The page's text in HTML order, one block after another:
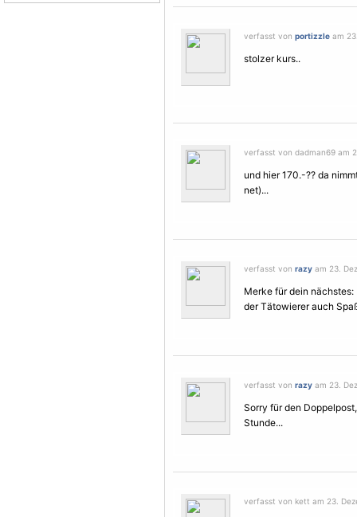
verfasst von portizzle am
stolzer kurs..
verfasst von dadman69 am
und hier 170.-?? da
net)...
verfasst von razy am 23.
Merke für dein
der Tätowierer auch
verfasst von razy am 23.
Sorry für den
Stunde...
verfasst von kett am 23.